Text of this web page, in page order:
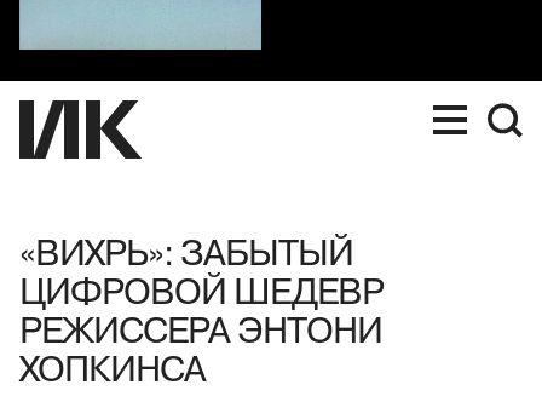
«ВИХРЬ»: ЗАБЫТЫЙ
ЦИФРОВОЙ ШЕДЕВР
РЕЖИССЕРА ЭНТОНИ
ХОПКИНСА